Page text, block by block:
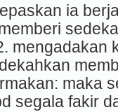
ia
mengadakan
maka
segala fakir